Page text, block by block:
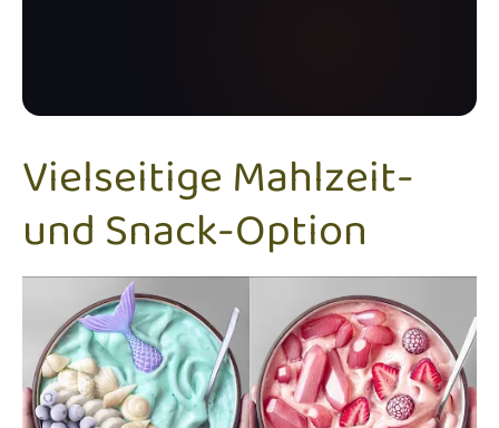
Vielseitige Mahlzeit-
und Snack-Option